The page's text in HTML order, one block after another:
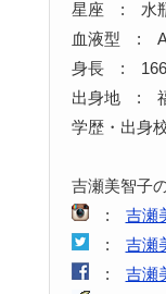
星座 : 水
血液型 :
身長 :
出身地 :
学歴・出
吉瀬美智子
: 吉瀬
: 吉瀬
: 吉瀬